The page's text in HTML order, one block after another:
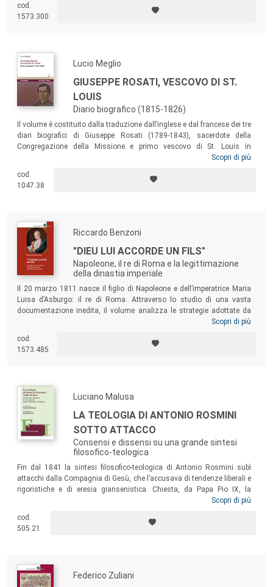
cod.
1573.300
Lucio Meglio
GIUSEPPE ROSATI, VESCOVO DI ST.
LOUIS
Diario biografico (1815-1826)
Il volume è costituito dalla traduzione dall’inglese e dal francese dei tre
diari biografici di Giuseppe Rosati (1789-1843), sacerdote della
Congregazione della Missione e primo vescovo di St. Louis in
Missouri. La vasta documentazione è stata riportata alla luce in
missionario italiano, in un periodo storico che vede la sua figura al
centro di una rilettura critica dovuta al coinvolgimento del clero
Scopri di più
cod.
1047.38
Riccardo Benzoni
"DIEU LUI ACCORDE UN FILS"
Napoleone, il re di Roma e la legittimazione
della dinastia imperiale
Il 20 marzo 1811 nasce il figlio di Napoleone e dell’imperatrice Maria
Luisa d’Asburgo: il re di Roma. Attraverso lo studio di una vasta
documentazione inedita, il volume analizza le strategie adottate da
Napoleone per alimentare l’attaccamento nei confronti dell’erede diretto
legittimante atte a esaltare il consolidamento dinastico e
l’elaborazione del mito del fanciullo, celebrato come autentico dono
Scopri di più
cod.
1573.485
Luciano Malusa
LA TEOLOGIA DI ANTONIO ROSMINI
SOTTO ATTACCO
Consensi e dissensi su una grande sintesi
filosofico-teologica
Fin dal 1841 la sintesi filosofico-teologica di Antonio Rosmini subì
attacchi dalla Compagnia di Gesù, che l’accusava di tendenze liberali e
rigoristiche e di eresia giansenistica. Chiesta, da Papa Pio IX, la
pronuncia della Congregazione dell’Indice sulle gravi accuse, venne
la cui divulgazione fu però impedita dal Papa per non spiacere ai
Gesuiti. Questo volume espone le ragioni degli ecclesiastici, che
Scopri di più
cod.
505.21
Federico Zuliani